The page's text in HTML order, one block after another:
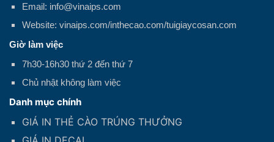
Email: info@vinaips.com
Website: vinaips.com/inthecao.com/tuigiaycosan.com
Giờ làm việc
7h30-16h30 thứ 2 đến thứ 7
Chủ nhật không làm việc
Danh mục chính
GIÁ IN THẺ CÀO TRÚNG THƯỞNG